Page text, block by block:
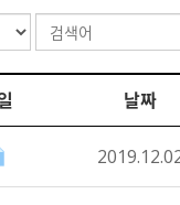
날짜